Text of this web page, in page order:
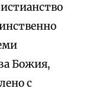
Божия,
с